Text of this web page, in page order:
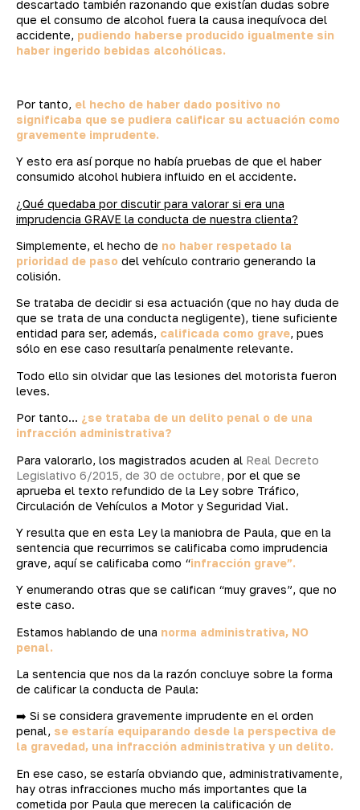
descartado también razonando que existían dudas sobre
que el consumo de alcohol fuera la causa inequívoca del
accidente, pudiendo haberse producido igualmente sin
haber ingerido bebidas alcohólicas.
Por tanto, el hecho de haber dado positivo no
significaba que se pudiera calificar su actuación como
gravemente imprudente.
Y esto era así porque no había pruebas de que el haber
consumido alcohol hubiera influido en el accidente.
¿Qué quedaba por discutir para valorar si era una
imprudencia GRAVE la conducta de nuestra clienta?
Simplemente, el hecho de no haber respetado la
prioridad de paso del vehículo contrario generando la
colisión.
Se trataba de decidir si esa actuación (que no hay duda de
que se trata de una conducta negligente), tiene suficiente
entidad para ser, además, calificada como grave, pues
sólo en ese caso resultaría penalmente relevante.
Todo ello sin olvidar que las lesiones del motorista fueron
leves.
Por tanto… ¿se trataba de un delito penal o de una
infracción administrativa?
Para valorarlo, los magistrados acuden al Real Decreto
Legislativo 6/2015, de 30 de octubre, por el que se
aprueba el texto refundido de la Ley sobre Tráfico,
Circulación de Vehículos a Motor y Seguridad Vial.
Y resulta que en esta Ley la maniobra de Paula, que en la
sentencia que recurrimos se calificaba como imprudencia
grave, aquí se calificaba como “infracción grave”.
Y enumerando otras que se califican “muy graves”, que no
este caso.
Estamos hablando de una norma administrativa, NO
penal.
La sentencia que nos da la razón concluye sobre la forma
de calificar la conducta de Paula:
➡️ Si se considera gravemente imprudente en el orden
penal, se estaría equiparando desde la perspectiva de
la gravedad, una infracción administrativa y un delito.
En ese caso, se estaría obviando que, administrativamente,
hay otras infracciones mucho más importantes que la
cometida por Paula que merecen la calificación de